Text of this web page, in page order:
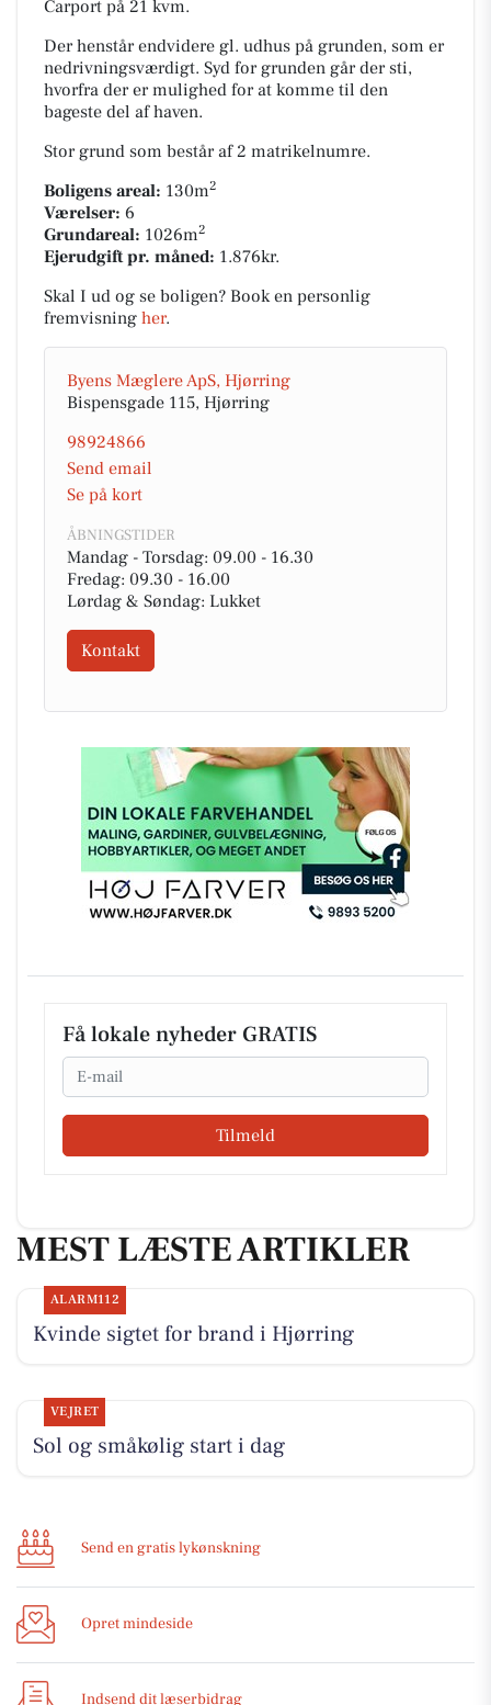
Carport på 21 kvm.
Der henstår endvidere gl. udhus på grunden, som er
nedrivningsværdigt. Syd for grunden går der sti,
hvorfra der er mulighed for at komme til den
bageste del af haven.
Stor grund som består af 2 matrikelnumre.
Boligens areal: 130m2
Værelser: 6
Grundareal: 1026m2
Ejerudgift pr. måned: 1.876kr.
Skal I ud og se boligen? Book en personlig
fremvisning her.
Byens Mæglere ApS, Hjørring
Bispensgade 115, Hjørring
98924866
Send email
Se på kort
ÅBNINGSTIDER
Mandag - Torsdag: 09.00 - 16.30
Fredag: 09.30 - 16.00
Lørdag & Søndag: Lukket
Kontakt
Få lokale nyheder GRATIS
Email
Tilmeld
MEST LÆSTE ARTIKLER
ALARM112
Kvinde sigtet for brand i Hjørring
VEJRET
Sol og småkølig start i dag
Send en gratis lykønskning
Opret mindeside
Indsend dit læserbidrag